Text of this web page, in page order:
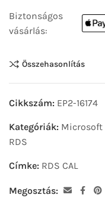
Biztonságos
vásárlás:
Összehasonlítás
Cikkszám: EP2-16174
Kategóriák: Microsoft
RDS
Címke: RDS CAL
Megosztás: